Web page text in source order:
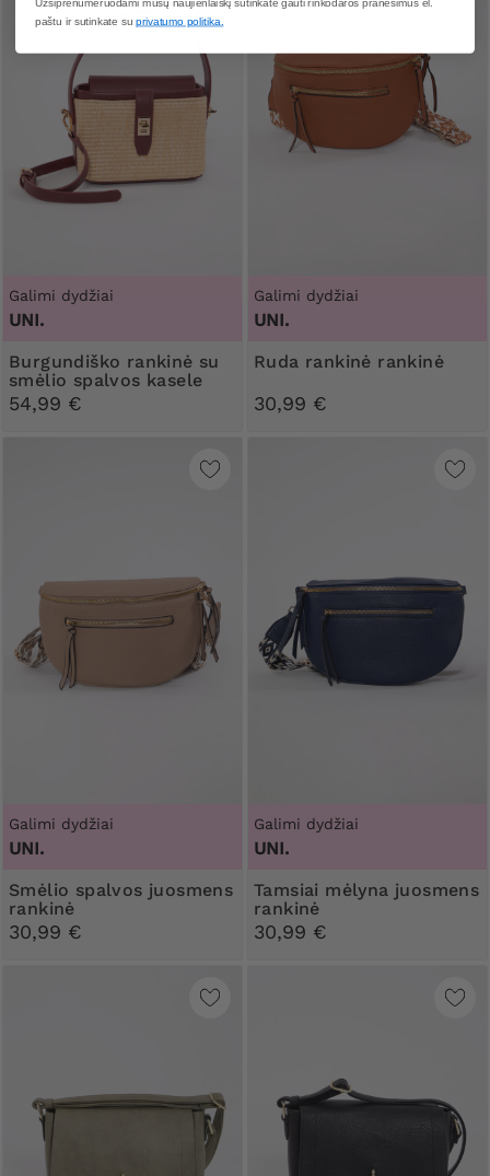
Galimi dydžiai
UNI.
Burgundiško rankinė su
smėlio spalvos kasele
54,99 €
Galimi dydžiai
UNI.
Ruda rankinė rankinė
30,99 €
Galimi dydžiai
UNI.
Smėlio spalvos juosmens
rankinė
30,99 €
Galimi dydžiai
UNI.
Tamsiai mėlyna juosmens
rankinė
30,99 €
paštu ir sutinkate su privatumo politika.